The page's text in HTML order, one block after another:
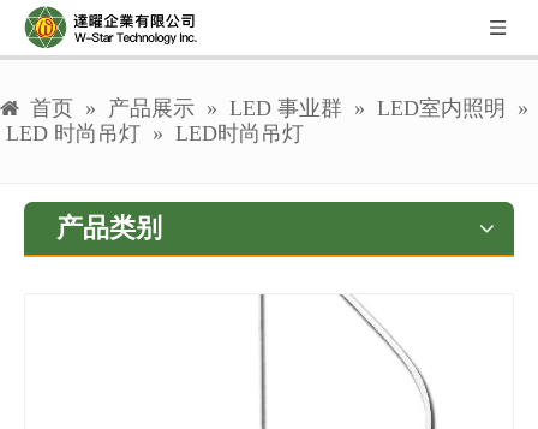
首页 » 产品展示 » LED 事业群 » LED室内照明
»
LED 时尚吊灯 » LED时尚吊灯
产品类别